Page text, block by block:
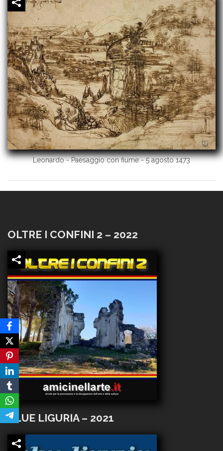
Leonardo - Paesaggio con fiume - 5 agosto 1473
OLTRE I CONFINI 2 – 2022
BLUE LIGURIA – 2021